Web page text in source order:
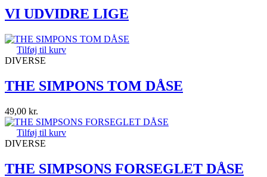
VI UDVIDRE LIGE
Tilføj til kurv
DIVERSE
THE SIMPONS TOM DÅSE
49,00 kr.
Tilføj til kurv
DIVERSE
THE SIMPSONS FORSEGLET DÅSE